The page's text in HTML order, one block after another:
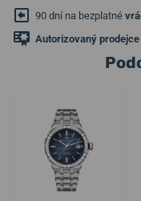
90 dní na bezplatné
Autorizovaný prodejce